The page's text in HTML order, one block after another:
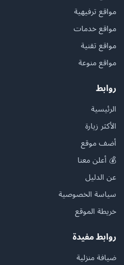
مواقع ترفيهية
مواقع خدمات
مواقع تقنية
مواقع منوعة
روابط
الرئيسية
الأكثر زيارة
أضف موقع
💰 أعلن معنا
عن الدليل
سياسة الخصوصية
خريطة الموقع
روابط مفيدة
ضيافة منزلية